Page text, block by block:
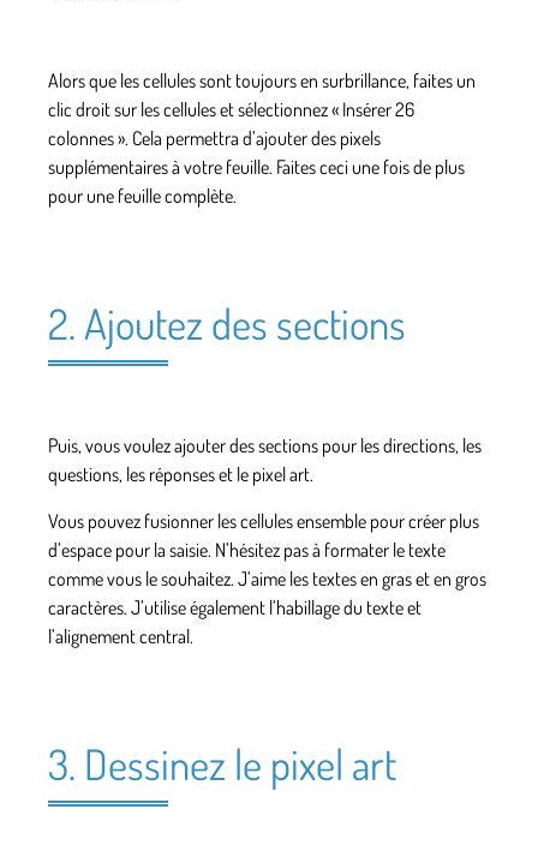
Alors que les cellules sont toujours en surbrillance, faites un
clic droit sur les cellules et sélectionnez « Insérer 26
colonnes ». Cela permettra d’ajouter des pixels
supplémentaires à votre feuille. Faites ceci une fois de plus
pour une feuille complète.
2. Ajoutez des sections
Puis, vous voulez ajouter des sections pour les directions, les
questions, les réponses et le pixel art.
Vous pouvez fusionner les cellules ensemble pour créer plus
d’espace pour la saisie. N’hésitez pas à formater le texte
comme vous le souhaitez. J’aime les textes en gras et en gros
caractères. J’utilise également l’habillage du texte et
l’alignement central.
3. Dessinez le pixel art